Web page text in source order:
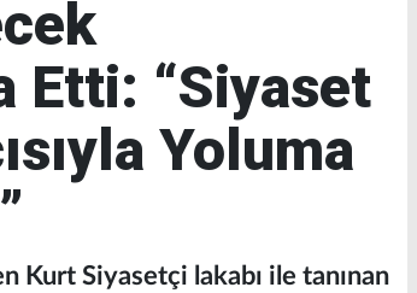
Etti: “Siyaset
Yoluma
Kurt Siyasetçi lakabı ile tanınan